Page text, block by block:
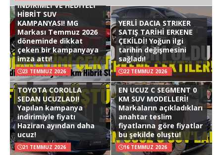
İNDİRİMLİ VE HEDİYELİ
HİBRİT SUV
KAMPANYASI! MG
Markası Temmuz 2026
döneminde dikkat
çeken bir kampanyaya
imza attı!
23 TEMMUZ 2026
YERLİ DACIA STRIKER
SATIŞ TARİHİ ERKENE
ÇEKİLDİ! Yoğun ilgi
tarihin değişmesini
sağladı!
22 TEMMUZ 2026
TOYOTA COROLLA
SEDAN UCUZLADI!
Yapılan kampanya
indirimiyle fiyatı
Haziran ayından daha
ucuz!
21 TEMMUZ 2026
EN UCUZ C SEGMENT 0
KM SUV MODELLERİ!
Markaların açıkladıkları
anahtar teslim
fiyatlarına göre fiyatlar
bu şekilde oluştu!
16 TEMMUZ 2026